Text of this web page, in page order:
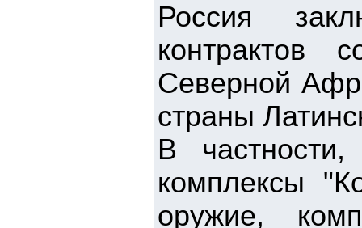
Россия
контрактов
Северной
страны
В частности,
комплексы
оружие,